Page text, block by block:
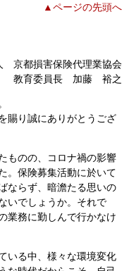
▲ページの先頭へ
京都損害保険代理業協会
教育委員長 加藤 裕之
賜り誠にありがとうござ
ものの、コロナ禍の影響
。保険募集活動に於いて
ならず、暗澹たる思いの
いでしょうか。それで
業務に勤しんで行かなけ
いる中、様々な環境変化